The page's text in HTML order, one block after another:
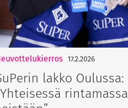
17.2.2026
lakko Oulussa:
rintamassa